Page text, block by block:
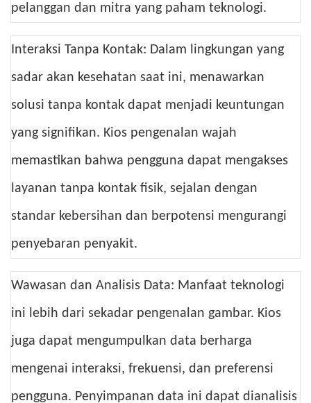
pelanggan dan mitra yang paham teknologi.
Interaksi Tanpa Kontak: Dalam lingkungan yang
sadar akan kesehatan saat ini, menawarkan
solusi tanpa kontak dapat menjadi keuntungan
yang signifikan. Kios pengenalan wajah
memastikan bahwa pengguna dapat mengakses
layanan tanpa kontak fisik, sejalan dengan
standar kebersihan dan berpotensi mengurangi
penyebaran penyakit.
Wawasan dan Analisis Data: Manfaat teknologi
ini lebih dari sekadar pengenalan gambar. Kios
juga dapat mengumpulkan data berharga
mengenai interaksi, frekuensi, dan preferensi
pengguna. Penyimpanan data ini dapat dianalisis